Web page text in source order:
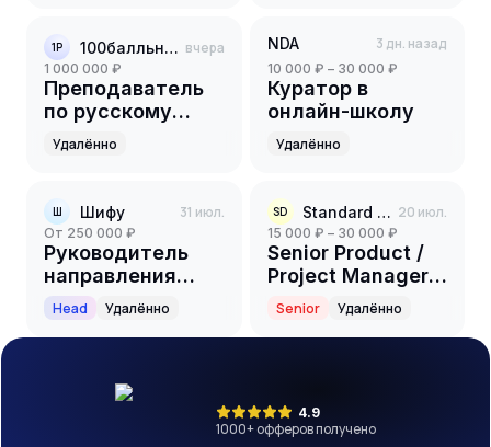
1Р 100балльный репетитор вчера
1 000 000 ₽
Преподаватель
по русскому
языку (ОГЭ)
Удалённо
NDA 3 дн. назад
10 000 ₽ – 30 000 ₽
Куратор в
онлайн-школу
Удалённо
Ш Шифу 31 июл.
от 250 000 ₽
Руководитель
направления
«Поступление в
Китай»
Head Удалённо
SD Standard Data 20 июл.
15 000 ₽ – 30 000 ₽
Senior Product /
Project Manager
(Автор и
преподаватель
курса по GenAI)
Senior Удалённо
4.9
1000+ офферов получено